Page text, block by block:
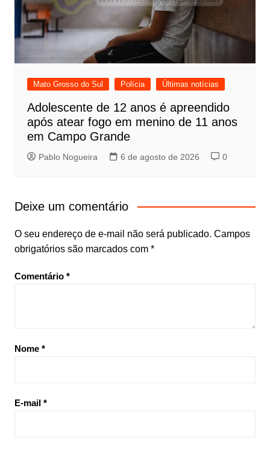
Mato Grosso do Sul Polícia Últimas notícias
Adolescente de 12 anos é apreendido
após atear fogo em menino de 11 anos
em Campo Grande
Pablo Nogueira 6 de agosto de 2026 0
Deixe um comentário
O seu endereço de e-mail não será publicado. Campos
obrigatórios são marcados com *
Comentário *
Nome *
E-mail *